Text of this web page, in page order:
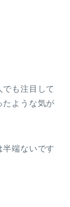
も注目して
たような気が
端ないです